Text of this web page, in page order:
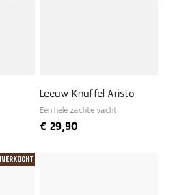
Leeuw Knuffel Aristo
Een hele zachte vacht
€29,90